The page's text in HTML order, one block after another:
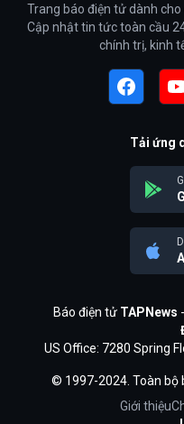
Trang báo điện tử dành
Cập nhật tin tức toàn cầu
chính trị, kinh
Tải ứng
Báo điện tử TAPNews
US Office: 7280 Spring
© 1997-2024. Toàn bộ
Giới thiệu